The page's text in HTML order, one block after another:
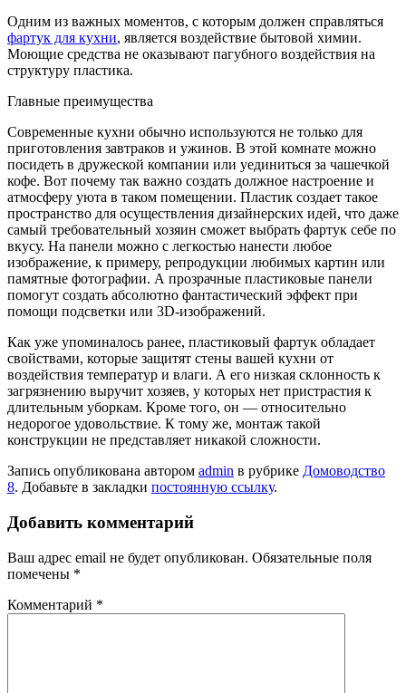
Одним из важных моментов, с которым должен справляться
фартук для кухни, является воздействие бытовой химии.
Моющие средства не оказывают пагубного воздействия на
структуру пластика.
Главные преимущества
Современные кухни обычно используются не только для
приготовления завтраков и ужинов. В этой комнате можно
посидеть в дружеской компании или уединиться за чашечкой
кофе. Вот почему так важно создать должное настроение и
атмосферу уюта в таком помещении. Пластик создает такое
пространство для осуществления дизайнерских идей, что даже
самый требовательный хозяин сможет выбрать фартук себе по
вкусу. На панели можно с легкостью нанести любое
изображение, к примеру, репродукции любимых картин или
памятные фотографии. А прозрачные пластиковые панели
помогут создать абсолютно фантастический эффект при
помощи подсветки или 3D-изображений.
Как уже упоминалось ранее, пластиковый фартук обладает
свойствами, которые защитят стены вашей кухни от
воздействия температур и влаги. А его низкая склонность к
загрязнению выручит хозяев, у которых нет пристрастия к
длительным уборкам. Кроме того, он — относительно
недорогое удовольствие. К тому же, монтаж такой
конструкции не представляет никакой сложности.
Запись опубликована автором admin в рубрике Домоводство
8. Добавьте в закладки постоянную ссылку.
Добавить комментарий
Ваш адрес email не будет опубликован. Обязательные поля
помечены *
Комментарий *